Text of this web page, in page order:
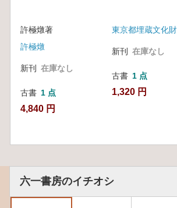
許極燉著
許極燉
新刊 在庫なし
古書 1 点
4,840 円
新刊 在庫なし
古書 1 点
1,320 円
六一書房のイチオシ